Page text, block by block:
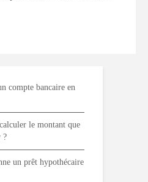
compte bancaire en
le montant que
?
un prêt hypothécaire